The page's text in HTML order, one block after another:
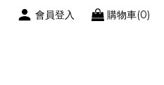
會員登入 購物車(0)